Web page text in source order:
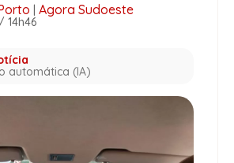
Agora Sudoeste
14h46
automática (IA)